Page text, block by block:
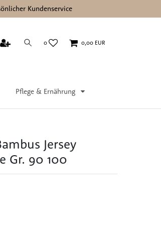
Kundenservice
0 0,00 EUR
Pflege & Ernährung
Jersey
Gr. 90 100